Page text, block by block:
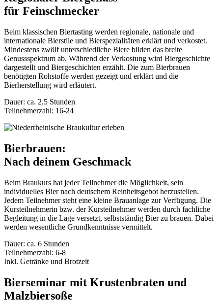
für Feinschmecker
Beim klassischen Biertasting werden regionale, nationale und
internationale Bierstile und Bierspezialitäten erklärt und verkostet.
Mindestens zwölf unterschiedliche Biere bilden das breite
Genussspektrum ab. Während der Verkostung wird Biergeschichte
dargestellt und Biergeschichten erzählt. Die zum Bierbrauen
benötigten Rohstoffe werden gezeigt und erklärt und die
Bierherstellung wird erläutert.
Dauer: ca. 2,5 Stunden
Teilnehmerzahl: 16-24
Bierbrauen:
Nach deinem Geschmack
Beim Braukurs hat jeder Teilnehmer die Möglichkeit, sein
individuelles Bier nach deutschem Reinheitsgebot herzustellen.
Jedem Teilnehmer steht eine kleine Brauanlage zur Verfügung. Die
Kursteilnehmerin bzw. der Kursteilnehmer werden durch fachliche
Begleitung in die Lage versetzt, selbstständig Bier zu brauen. Dabei
werden wesentliche Grundkenntnisse vermittelt.
Dauer: ca. 6 Stunden
Teilnehmerzahl: 6-8
Inkl. Getränke und Brotzeit
Bierseminar mit Krustenbraten und
Malzbiersoße